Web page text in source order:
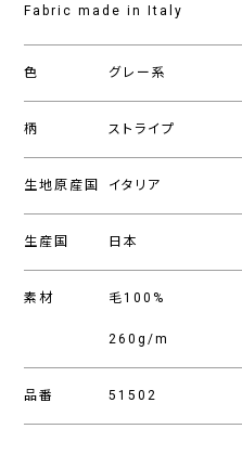
Fabric made in Italy
色 グレー系
柄 ストライプ
生地原産国 イタリア
生産国 日本
素材 毛100%
260g/m
品番 51502